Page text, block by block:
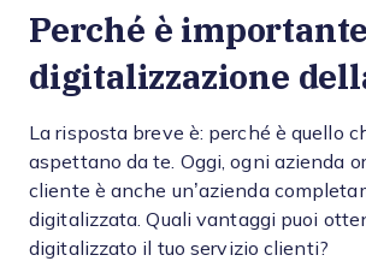
Perché è
digitalizzazione
La risposta breve è: perché è quello
aspettano da te. Oggi, ogni azienda
cliente è anche un’azienda
digitalizzata. Quali vantaggi puoi
digitalizzato il tuo servizio clienti?